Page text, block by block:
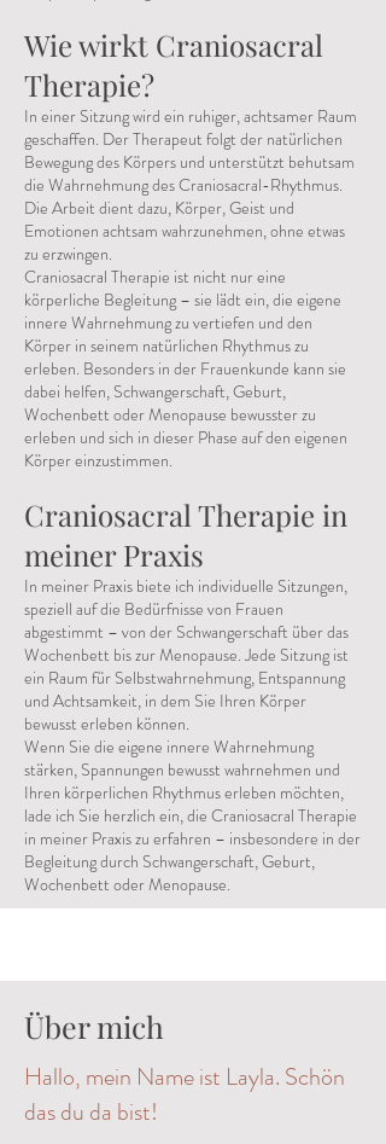
Wie wirkt Craniosacral
Therapie?
In einer Sitzung wird ein ruhiger, achtsamer Raum
geschaffen. Der Therapeut folgt der natürlichen
Bewegung des Körpers und unterstützt behutsam
die Wahrnehmung des Craniosacral-Rhythmus.
Die Arbeit dient dazu, Körper, Geist und
Emotionen achtsam wahrzunehmen, ohne etwas
zu erzwingen.
Craniosacral Therapie ist nicht nur eine
körperliche Begleitung – sie lädt ein, die eigene
innere Wahrnehmung zu vertiefen und den
Körper in seinem natürlichen Rhythmus zu
erleben. Besonders in der Frauenkunde kann sie
dabei helfen, Schwangerschaft, Geburt,
Wochenbett oder Menopause bewusster zu
erleben und sich in dieser Phase auf den eigenen
Körper einzustimmen.
Craniosacral Therapie in
meiner Praxis
In meiner Praxis biete ich individuelle Sitzungen,
speziell auf die Bedürfnisse von Frauen
abgestimmt – von der Schwangerschaft über das
Wochenbett bis zur Menopause. Jede Sitzung ist
ein Raum für Selbstwahrnehmung, Entspannung
und Achtsamkeit, in dem Sie Ihren Körper
bewusst erleben können.
Wenn Sie die eigene innere Wahrnehmung
stärken, Spannungen bewusst wahrnehmen und
Ihren körperlichen Rhythmus erleben möchten,
lade ich Sie herzlich ein, die Craniosacral Therapie
in meiner Praxis zu erfahren – insbesondere in der
Begleitung durch Schwangerschaft, Geburt,
Wochenbett oder Menopause.
Über mich
Hallo, mein Name ist Layla. Schön
das du da bist!